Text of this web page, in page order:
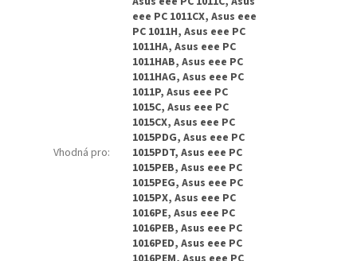
Vhodná pro:
eee PC 1011CX, Asus eee
PC 1011H, Asus eee PC
1011HA, Asus eee PC
1011HAB, Asus eee PC
1011HAG, Asus eee PC
1011P, Asus eee PC
1015C, Asus eee PC
1015CX, Asus eee PC
1015PDG, Asus eee PC
1015PDT, Asus eee PC
1015PEB, Asus eee PC
1015PEG, Asus eee PC
1015PX, Asus eee PC
1016PE, Asus eee PC
1016PEB, Asus eee PC
1016PED, Asus eee PC